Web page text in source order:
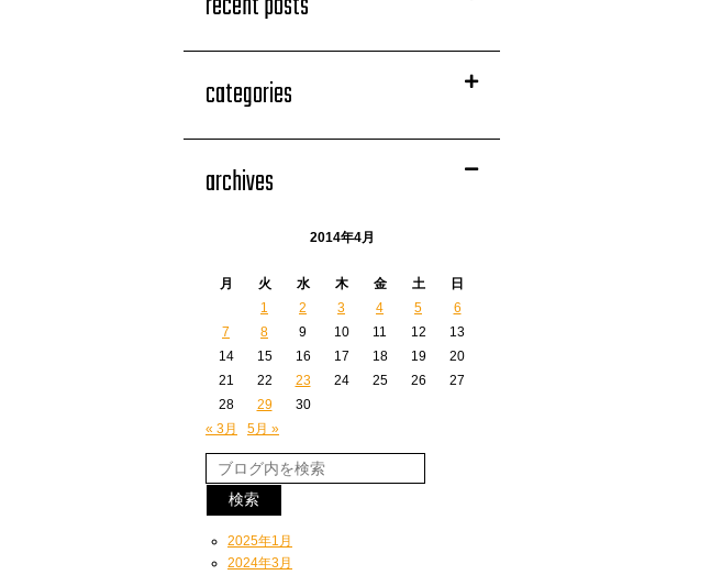
categories
archives
2014年4月
月 火 水 木 金 土
日
1
2 3 4 5
6
7
8 9 10 11 12
13
14
15 16 17 18 19
20
21
22 23 24 25 26
27
28
29
30
« 3月
5月 »
2025年1月
2024年3月